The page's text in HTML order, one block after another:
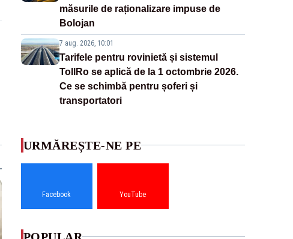
măsurile de raționalizare impuse de
Bolojan
7 aug. 2026, 10:01
Tarifele pentru rovinietă și sistemul
TollRo se aplică de la 1 octombrie 2026.
Ce se schimbă pentru șoferi și
transportatori
URMĂREȘTE-NE PE
Facebook YouTube